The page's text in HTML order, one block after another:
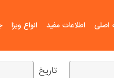
اصلی اطلاعات مفید انواع ویزا
تاریخ